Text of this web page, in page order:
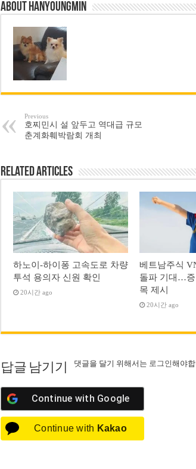
About hanyoungmin
Previous
호찌민시 설 앞두고 역대급 규모
춘계화훼박람회 개최
Related Articles
하노이-하이퐁 고속도로 차량
투석 용의자 신원 확인
20시간 ago
베트남주식
돌파 기대…
목 제시
20시간 ago
답글 남기기 댓글을 달기 위해서는 로그인해야
Continue with Google
Continue with Kakao